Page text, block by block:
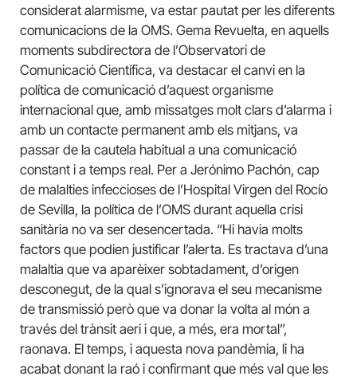
considerat alarmisme, va estar pautat per les diferents
comunicacions de la OMS. Gema Revuelta, en aquells
moments subdirectora de l’Observatori de
Comunicació Científica, va destacar el canvi en la
política de comunicació d’aquest organisme
internacional que, amb missatges molt clars d’alarma i
amb un contacte permanent amb els mitjans, va
passar de la cautela habitual a una comunicació
constant i a temps real. Per a Jerónimo Pachón, cap
de malalties infeccioses de l’Hospital Virgen del Rocío
de Sevilla, la política de l’OMS durant aquella crisi
sanitària no va ser desencertada. “Hi havia molts
factors que podien justificar l’alerta. Es tractava d’una
malaltia que va aparèixer sobtadament, d’origen
desconegut, de la qual s’ignorava el seu mecanisme
de transmissió però que va donar la volta al món a
través del trànsit aeri i que, a més, era mortal”,
raonava. El temps, i aquesta nova pandèmia, li ha
acabat donant la raó i confirmant que més val que les